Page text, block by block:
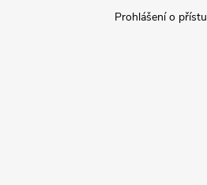
Prohlášení o